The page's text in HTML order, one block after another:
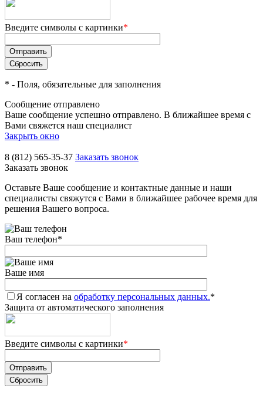
Введите символы с картинки*
* - Поля, обязательные для заполнения
Сообщение отправлено
Ваше сообщение успешно отправлено. В ближайшее время с
Вами свяжется наш специалист
Закрыть окно
8 (812) 565-35-37 Заказать звонок
Заказать звонок
Оставьте Ваше сообщение и контактные данные и наши
специалисты свяжутся с Вами в ближайшее рабочее время для
решения Вашего вопроса.
Ваш телефон*
Ваше имя
Я согласен на обработку персональных данных.*
Защита от автоматического заполнения
Введите символы с картинки*